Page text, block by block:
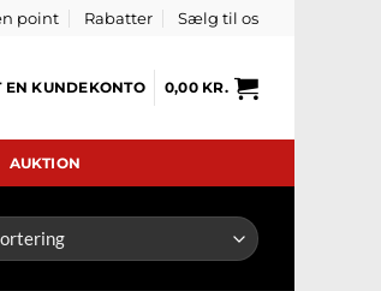
point Rabatter Sælg til os
EN KUNDEKONTO 0,00 KR.
AUKTION